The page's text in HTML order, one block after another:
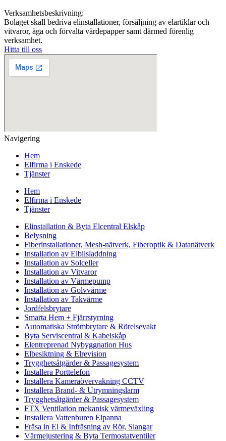
Verksamhetsbeskrivning:
Bolaget skall bedriva elinstallationer, försäljning av elartiklar och
vitvaror, äga och förvalta värdepapper samt därmed förenlig
verksamhet.
Hitta till oss
Navigering
Hem
Elfirma i Enskede
Tjänster
Hem
Elfirma i Enskede
Tjänster
Elinstallation & Byta Elcentral Elskåp
Belysning
Fiberinstallationer, Mesh-nätverk, Fiberoptik & Datanätverk
Installation av Elbilsladdning
Installation av Solceller
Installation av Vitvaror
Installation av Värmepump
Installation av Golvvärme
Installation av Takvärme
Jordfelsbrytare
Smarta Hem + Fjärrstyrning
Automatiska Strömbrytare & Rörelsevakt
Byta Serviscentral & Kabelskåp
Elentreprenad Nybyggnation Hus
Elbesiktning & Elrevision
Trygghetsåtgärder & Passagesystem
Installera Porttelefon
Installera Kameraövervakning CCTV
Installera Brand- & Utrymningslarm
Trygghetsåtgärder & Passagesystem
FTX Ventilation mekanisk värmeväxling
Installera Vattenburen Elpanna
Fräsa in El & Infräsning av Rör, Slangar
Värmejustering & Byta Termostatventiler